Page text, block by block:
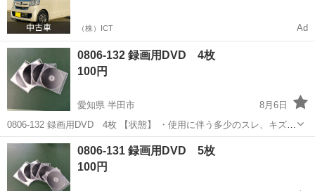
（株）ICT Ad
0806-132 録画用DVD 4枚
100円
愛知県 半田市
8月6日
0806-132 録画用DVD 4枚 【状態】 ・使用に伴う多少のスレ、キズ、
落としきれない汚れなどございます ・詳細は現地でご確認ください ・
お値引きは出来かねますのでご了承願います ※中古品のため、状態...
愛知 半田市 映像プレーヤー、レコーダー
0806-131 録画用DVD 5枚
100円